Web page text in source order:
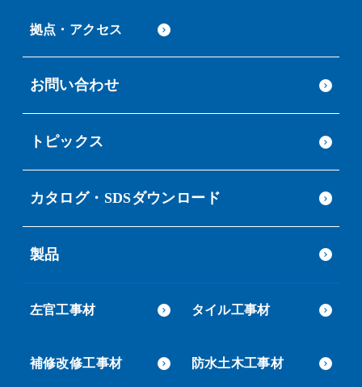
拠点・アクセス
お問い合わせ
トピックス
カタログ・SDSダウンロード
製品
左官工事材 タイル工事材
補修改修工事材 防水土木工事材